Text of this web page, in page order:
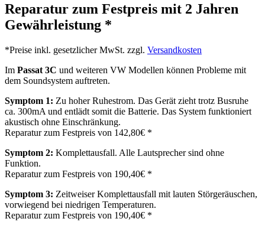
Reparatur zum Festpreis mit 2 Jahren
Gewährleistung *
*Preise inkl. gesetzlicher MwSt. zzgl. Versandkosten
Im Passat 3C und weiteren VW Modellen können Probleme mit
dem Soundsystem auftreten.
Symptom 1: Zu hoher Ruhestrom. Das Gerät zieht trotz Busruhe
ca. 300mA und entlädt somit die Batterie. Das System funktioniert
akustisch ohne Einschränkung.
Reparatur zum Festpreis von 142,80€ *
Symptom 2: Komplettausfall. Alle Lautsprecher sind ohne
Funktion.
Reparatur zum Festpreis von 190,40€ *
Symptom 3: Zeitweiser Komplettausfall mit lauten Störgeräuschen,
vorwiegend bei niedrigen Temperaturen.
Reparatur zum Festpreis von 190,40€ *